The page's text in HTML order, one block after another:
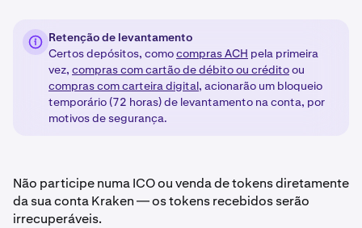
Retenção de levantamento
Certos depósitos, comocompras ACH pela primeira
vez, compras com cartão de débito ou créditoou
compras com carteira digital, acionarão um bloqueio
temporário (72 horas) de levantamento na conta, por
motivos de segurança.
Não participe numa ICO ou venda de tokens diretamente
da sua conta Kraken — os tokens recebidos serão
irrecuperáveis.